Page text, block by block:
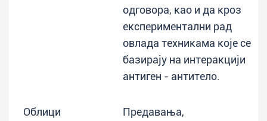
одговора, као и да кроз
експериментални рад
овлада техникама које се
базирају на интеракцији
антиген - антитело.
Облици
Предавања,